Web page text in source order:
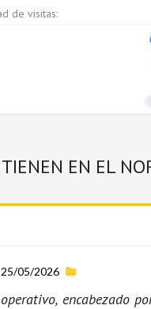
de visitas:
EN EL
25/05/2026
encabezado